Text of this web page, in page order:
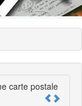
carte postale